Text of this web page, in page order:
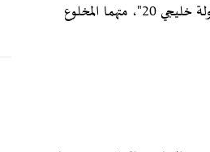
وأكد أن "جميع الشوارع والطرق الفرعية في عدن مدمرة، حتى تلك التي تم صيانتها قبيل بطولة خليجي 20"، متهما المخلوع